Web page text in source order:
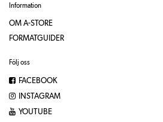
Information
OM A-STORE
FORMATGUIDER
Följ oss
FACEBOOK
INSTAGRAM
YOUTUBE